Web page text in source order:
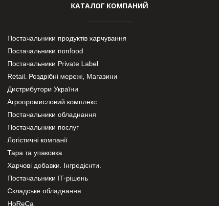
КАТАЛОГ КОМПАНИЙ
Постачальники продуктів харчування
Постачальники nonfood
Постачальники Private Label
Retail. Роздрібні мережі, Магазини
Дистрибутори України
Агропромисловий комплекс
Постачальники обладнання
Постачальники послуг
Логістичні компанії
Тара та упаковка
Харчові добавки. Інгредієнти.
Постачальники IT-рішень
Складське обладнання
HoReCa